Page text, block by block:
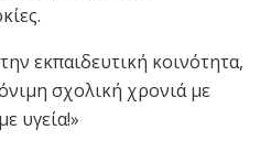
εκπαιδευτική κοινότητα,
σχολική χρονιά με
υγεία!»